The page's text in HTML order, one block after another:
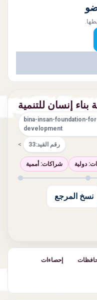
إنسان للتنمية
bina-insan-foundation-
development
رقم القيد:33
>
دولية شراكات: أممية
نسخ المرجع
إحصاءات